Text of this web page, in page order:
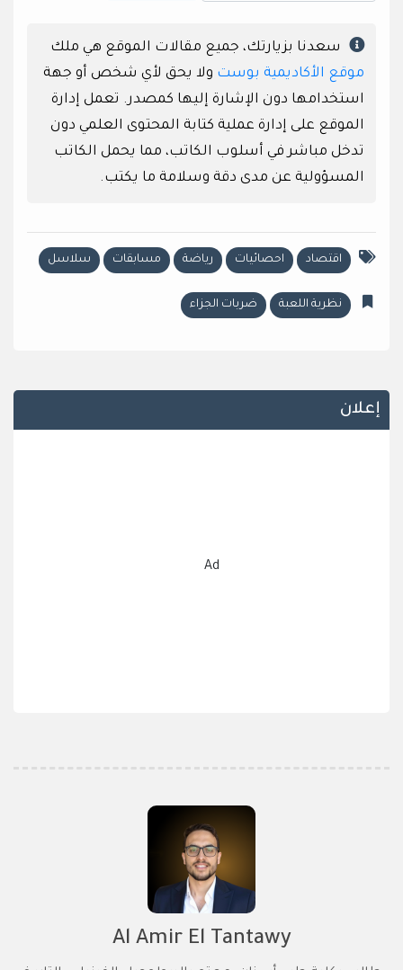
سعدنا بزيارتك، جميع مقالات الموقع هي ملك
موقع الأكاديمية بوست ولا يحق لأي شخص أو جهة
استخدامها دون الإشارة إليها كمصدر. تعمل إدارة
الموقع على إدارة عملية كتابة المحتوى العلمي دون
تدخل مباشر في أسلوب الكاتب، مما يحمل الكاتب
المسؤولية عن مدى دقة وسلامة ما يكتب.
اقتصاد احصائيات رياضة مسابقات سلاسل
نظرية اللعبة ضربات الجزاء
إعلان
Ad
Al Amir El Tantawy